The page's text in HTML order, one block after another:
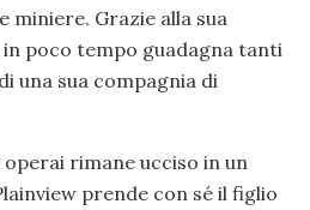
miniere. Grazie alla sua
poco tempo guadagna tanti
una sua compagnia di
rimane ucciso in un
prende con sé il figlio